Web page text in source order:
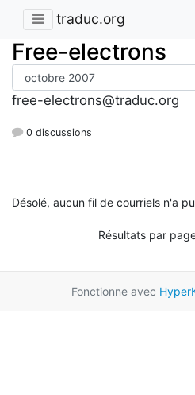
traduc.org
Free-electrons
free-electrons@traduc.org
0 discussions
Désolé, aucun fil de courriels n'a
Résultats par
Fonctionne avec